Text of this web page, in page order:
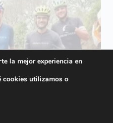
la mejor experiencia en
cookies utilizamos o